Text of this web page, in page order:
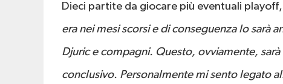
Dieci partite da giocare più eventuali
era nei mesi scorsi e di conseguenza lo sarà
Djuric e compagni. Questo, ovviamente,
conclusivo. Personalmente mi sento legato